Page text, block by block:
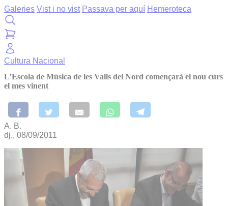
Galeries Vist i no vist Passava per aquí Hemeroteca
Cultura Nacional
L’Escola de Música de les Valls del Nord començarà el nou curs
el mes vinent
A. B.
dj., 08/09/2011